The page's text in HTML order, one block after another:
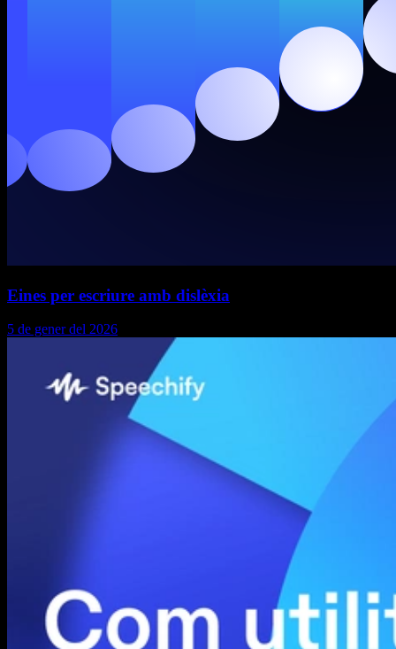
Eines per escriure amb dislèxia
5 de gener del 2026